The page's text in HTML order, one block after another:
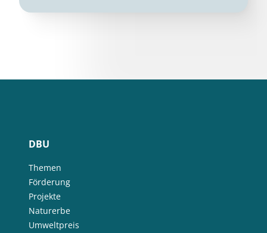
DBU
Themen
Förderung
Projekte
Naturerbe
Umweltpreis